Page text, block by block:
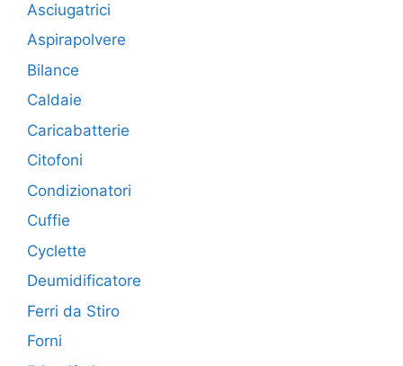
Asciugatrici
Aspirapolvere
Bilance
Caldaie
Caricabatterie
Citofoni
Condizionatori
Cuffie
Cyclette
Deumidificatore
Ferri da Stiro
Forni